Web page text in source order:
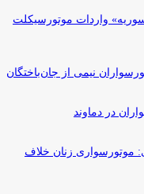
واردات موتورسیکلت
نیمی از جان‌باختگان
در دماوند
موتورسواری زنان خلاف